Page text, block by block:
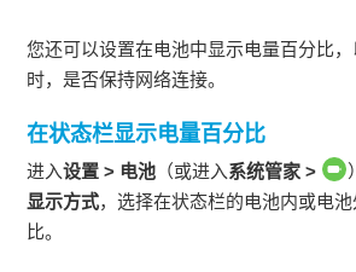
您还可以设置在电池中显示电量百分比
时，是否保持网络连接。
在状态栏显示电量百分比
进入设置 > 电池 （或进入系统管家 >
显示方式，选择在状态栏的电池内或电
比。